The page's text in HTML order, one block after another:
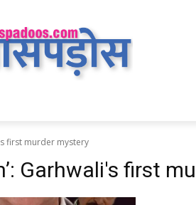
first murder mystery
Garhwali's first